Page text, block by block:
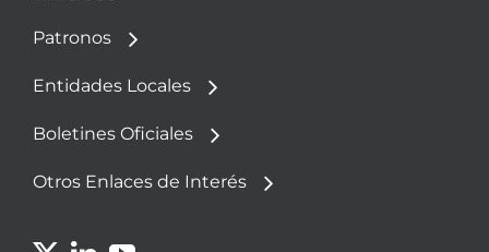
Patronos
Entidades Locales
Boletines Oficiales
Otros Enlaces de Interés